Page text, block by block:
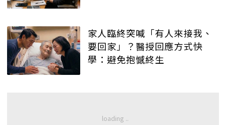
家人臨終突喊「有人來接我、
要回家」？醫授回應方式快
學：避免抱憾終生